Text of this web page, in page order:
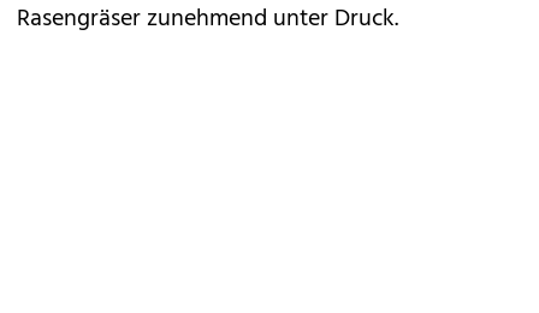
Rasengräser zunehmend unter Druck.